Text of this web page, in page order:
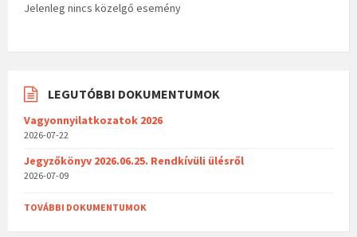
Jelenleg nincs közelgő esemény
LEGUTÓBBI DOKUMENTUMOK
Vagyonnyilatkozatok 2026
2026-07-22
Jegyzőkönyv 2026.06.25. Rendkívüli ülésről
2026-07-09
TOVÁBBI DOKUMENTUMOK